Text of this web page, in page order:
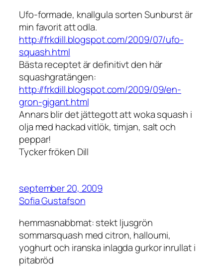
Ufo-formade, knallgula sorten Sunburst är
min favorit att odla.
http://frkdill.blogspot.com/2009/07/ufo-
squash.html
Bästa receptet är definitivt den här
squashgratängen:
http://frkdill.blogspot.com/2009/09/en-
gron-gigant.html
Annars blir det jättegott att woka squash i
olja med hackad vitlök, timjan, salt och
peppar!
Tycker fröken Dill
september 20, 2009
Sofia Gustafson
hemmasnabbmat: stekt ljusgrön
sommarsquash med citron, halloumi,
yoghurt och iranska inlagda gurkor inrullat i
pitabröd